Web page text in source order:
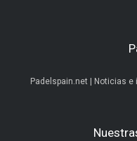
Padelspain.net | Noticias